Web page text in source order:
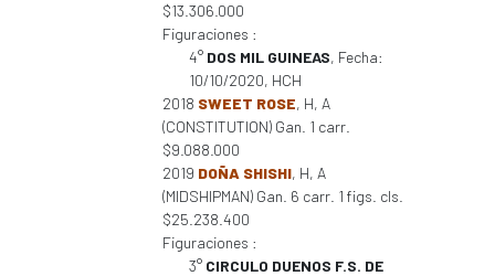
$13.306.000
Figuraciones :
4° DOS MIL GUINEAS, Fecha:
10/10/2020, HCH
2018 SWEET ROSE, H, A
(CONSTITUTION) Gan. 1 carr.
$9.088.000
2019 DOÑA SHISHI, H, A
(MIDSHIPMAN) Gan. 6 carr. 1 figs. cls.
$25.238.400
Figuraciones :
3° CIRCULO DUENOS F.S. DE